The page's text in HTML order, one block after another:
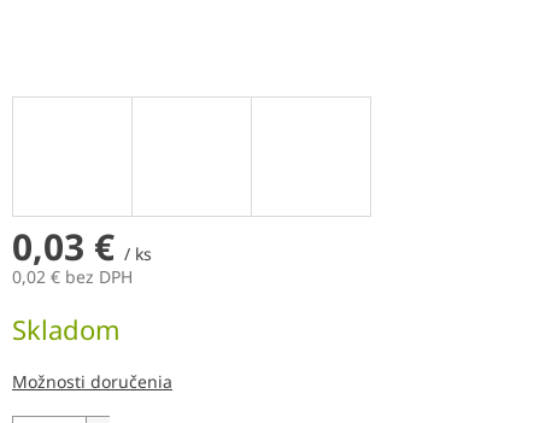
0,03 € / ks
0,02 € bez DPH
cena:
Skladom
Možnosti doručenia